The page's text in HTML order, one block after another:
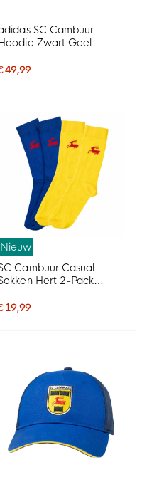
SC Cambuur
Zwart Geel
49,99
Nieuw
Cambuur Casual
Hert 2-Pack
19,99